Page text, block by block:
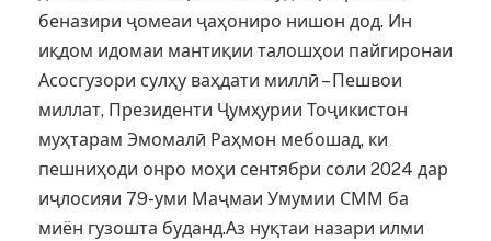
беназири ҷомеаи ҷаҳониро нишон дод. Ин
иқдом идомаи мантиқии талошҳои пайгиронаи
Асосгузори сулҳу ваҳдати миллӣ – Пешвои
миллат, Президенти Ҷумҳурии Тоҷикистон
муҳтарам Эмомалӣ Раҳмон мебошад, ки
пешниҳоди онро моҳи сентябри соли 2024 дар
иҷлосияи 79-уми Маҷмаи Умумии СММ ба
миён гузошта буданд.Аз нуқтаи назари илми